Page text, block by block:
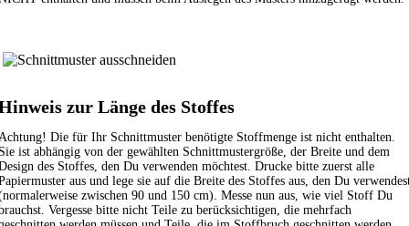
zur Länge des Stoffes
Die für Ihr Schnittmuster benötigte Stoffmenge ist nicht enthalten.
ist abhängig von der gewählten Schnittmustergröße, der Breite und dem
des Stoffes, den Du verwenden möchtest. Drucke bitte zuerst alle
aus und lege sie auf die Breite des Stoffes aus, den Du
zwischen 90 und 150 cm). Messe nun aus, wie viel Stoff Du
Vergesse bitte nicht Teile zu berücksichtigen, die mehrfach